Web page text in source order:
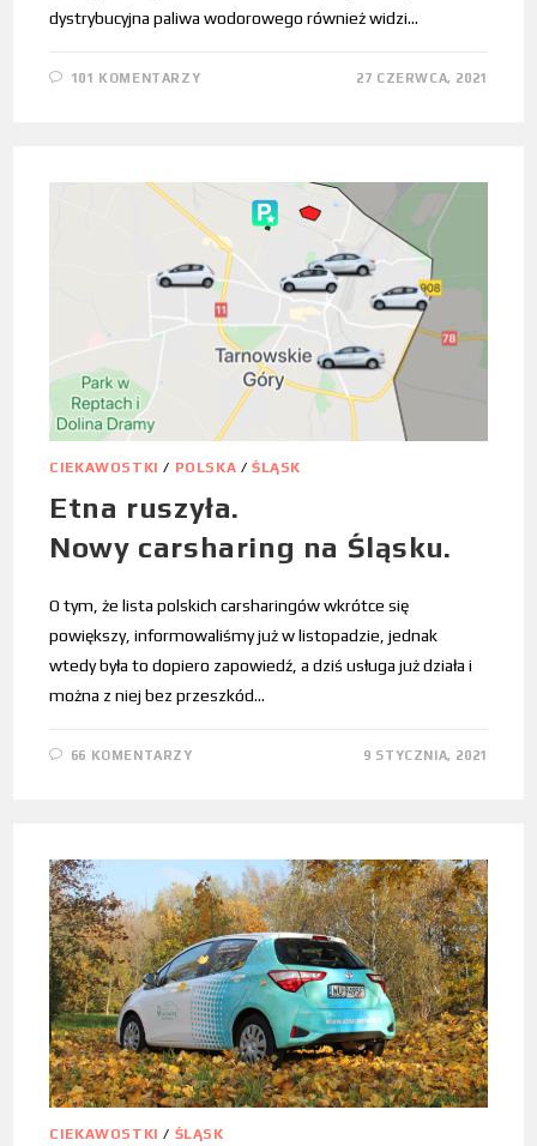
dystrybucyjna paliwa wodorowego również widzi…
101 KOMENTARZY 27 CZERWCA, 2021
CIEKAWOSTKI / POLSKA /ŚLĄSK
Etna ruszyła.
Nowy carsharing na Śląsku.
O tym, że lista polskich carsharingów wkrótce się
powiększy, informowaliśmy już w listopadzie, jednak
wtedy była to dopiero zapowiedź, a dziś usługa już działa i
można z niej bez przeszkód…
66 KOMENTARZY 9 STYCZNIA, 2021
CIEKAWOSTKI / ŚLĄSK